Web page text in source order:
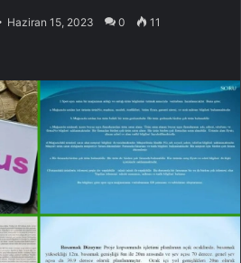
Haziran 15, 2023 0 11